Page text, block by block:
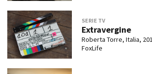
SERIE TV
Extravergine
Roberta Torre, Italia,
FoxLife